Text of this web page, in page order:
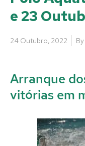
e 23
24 Outubro, 2022 By
Arranque
vitórias em